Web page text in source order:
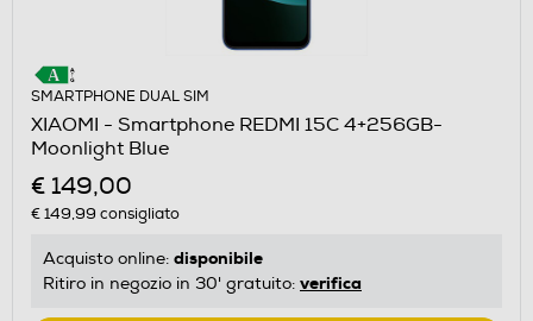
SMARTPHONE DUAL SIM
XIAOMI - Smartphone REDMI 15C 4+256GB-
Moonlight Blue
€ 149,00
€ 149,99 consigliato
Acquisto online: disponibile
Ritiro in negozio in 30' gratuito: verifica